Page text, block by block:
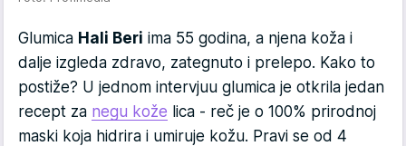
Glumica Hali Beri ima 55 godina, a njena koža i
dalje izgleda zdravo, zategnuto i prelepo. Kako to
postiže? U jednom intervjuu glumica je otkrila jedan
recept za negu kože lica - reč je o 100% prirodnoj
maski koja hidrira i umiruje kožu. Pravi se od 4